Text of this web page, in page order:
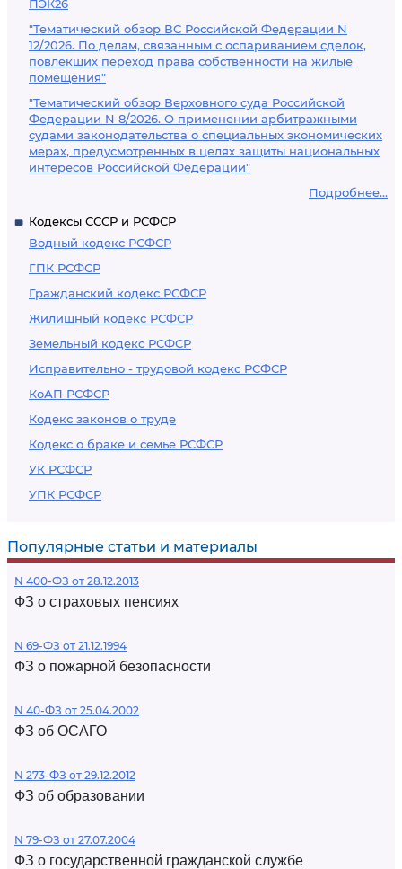
ПЭК26
"Тематический обзор ВС Российской Федерации N
12/2026. По делам, связанным с оспариванием сделок,
повлекших переход права собственности на жилые
помещения"
"Тематический обзор Верховного суда Российской
Федерации N 8/2026. О применении арбитражными
судами законодательства о специальных экономических
мерах, предусмотренных в целях защиты национальных
интересов Российской Федерации"
Подробнее...
Кодексы СССР и РСФСР
Водный кодекс РСФСР
ГПК РСФСР
Гражданский кодекс РСФСР
Жилищный кодекс РСФСР
Земельный кодекс РСФСР
Исправительно - трудовой кодекс РСФСР
КоАП РСФСР
Кодекс законов о труде
Кодекс о браке и семье РСФСР
УК РСФСР
УПК РСФСР
Популярные статьи и материалы
N 400-ФЗ от 28.12.2013
ФЗ о страховых пенсиях
N 69-ФЗ от 21.12.1994
ФЗ о пожарной безопасности
N 40-ФЗ от 25.04.2002
ФЗ об ОСАГО
N 273-ФЗ от 29.12.2012
ФЗ об образовании
N 79-ФЗ от 27.07.2004
ФЗ о государственной гражданской службе